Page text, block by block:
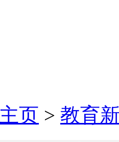
主页 > 教育